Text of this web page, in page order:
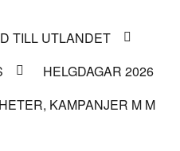
TILL UTLANDET
HELGDAGAR 2026
KAMPANJER M M